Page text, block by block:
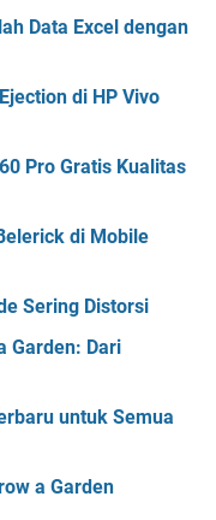
Data Excel dengan
di HP Vivo
Pro Gratis Kualitas
di Mobile
Sering Distorsi
Garden: Dari
untuk Semua
a Garden